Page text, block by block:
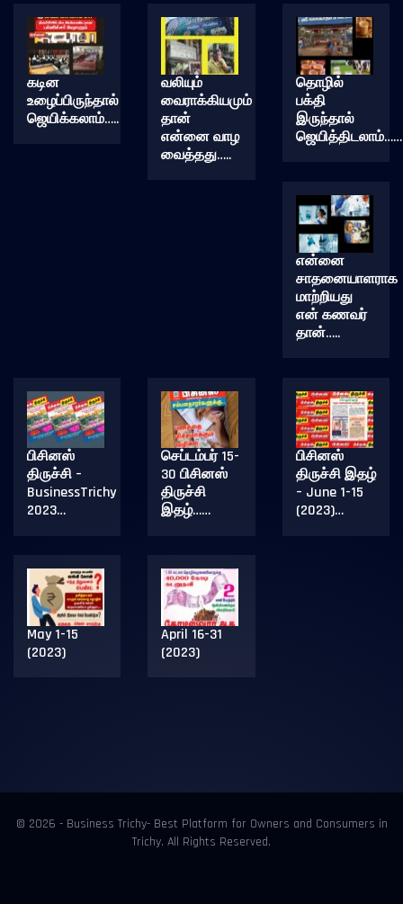
கடின
உழைப்பிருந்தால்
ஜெயிக்கலாம்…..
வலியும்
வைராக்கியமும்
தான்
என்னை வாழ
வைத்தது…..
தொழில்
பக்தி
இருந்தால்
என்னை
சாதனையாளராக
மாற்றியது
என் கணவர்
தான்…..
பிசினஸ்
திருச்சி –
BusinessTrichy
2023…
செப்டம்பர் 15-
30 பிசினஸ்
திருச்சி
இதழ்……
பிசினஸ்
திருச்சி இதழ்
– June 1-15
(2023)…
May 1-15
(2023)
April 16-31
(2023)
© 2026 - Business Trichy- Best Platform for Owners and Consumers in
Trichy. All Rights Reserved.